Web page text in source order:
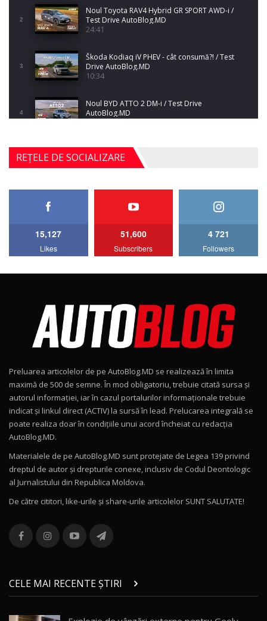
2
Noul Toyota RAV4 Hybrid GR SPORT AWD-i /
Test Drive AutoBlog.MD
24:41
3
Škoda Kodiaq iV PHEV - cât consumă?! / Test
Drive AutoBlog.MD
10:34
4
Noul BYD ATTO 2 DM-i / Test Drive
AutoBlog.MD
17:35
5
Noul Mercedes-Benz S-Class facelift (S 580
4MATIC V223) / Test Drive AutoBlog.MD
27:33
AutoBlog.MD
15:08
Noul Geely EX2 / Test Drive AutoBlog.MD
15:22
Mercedes-AMG E 53 HYBRID 4MATIC+ / Test
Drive AutoBlog.MD
16:27
11
Noul Volvo ES90 / Test Drive AutoBlog.MD
12
Noul MG HS / Test Drive AutoBlog.MD
16:48
13
combină aventura cu luxul / AutoBlog.MD
36:08
chinez care face lumea să se întoarcă după el
/ AutoBlog.MD
17:27
REȚELE DE SOCIALIZARE
15,127
Likes
51,600
Subscribers
4 721
Followers
Preluarea articolelor de pe AutoBlog.MD se realizează în limita
maximă de 500 de semne. În mod obligatoriu, trebuie citată sursa și
autorul informației, iar în cazul portalurilor informaționale trebuie
indicat și linkul direct (ACTIV) la sursă în lead. Prelucarea integrală se
poate realiza doar în condițiile unui acord încheiat cu redacţia
AutoBlog.MD.
Materialele de pe AutoBlog.MD sunt protejate de Legea 139 privind
dreptul de autor și drepturile conexe, inclusiv de Codul Deontologic
al Jurnalistului din Republica Moldova.
De către cititori, like-urile şi share-urile articolelor SUNT SALUTATE!
CELE MAI RECENTE ȘTIRI